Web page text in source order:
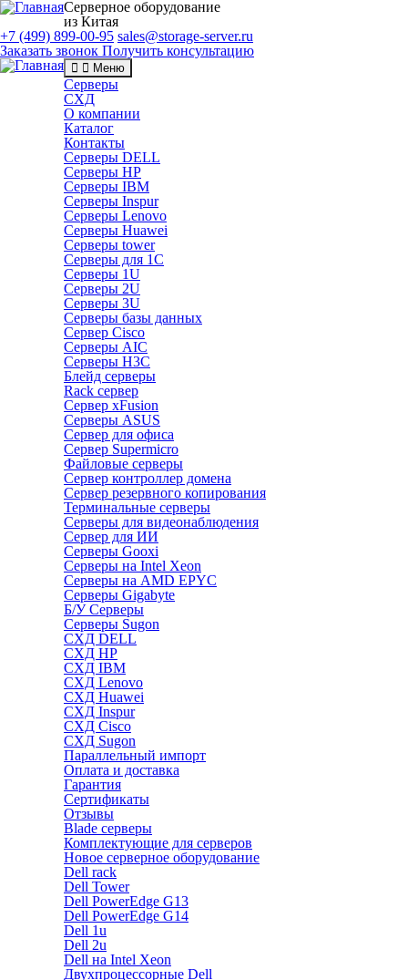
Серверное оборудование
из Китая
+7 (499) 899-00-95 sales@storage-server.ru
Заказать звонок Получить консультацию
Меню
Серверы
СХД
О компании
Каталог
Контакты
Серверы DELL
Серверы HP
Серверы IBM
Серверы Inspur
Серверы Lenovo
Серверы Huawei
Серверы tower
Серверы для 1C
Серверы 1U
Серверы 2U
Серверы 3U
Серверы базы данных
Сервер Cisco
Серверы AIC
Серверы H3C
Блейд серверы
Rack сервер
Сервер xFusion
Серверы ASUS
Сервер для офиса
Сервер Supermicro
Файловые серверы
Сервер контроллер домена
Сервер резервного копирования
Терминальные серверы
Серверы для видеонаблюдения
Сервер для ИИ
Серверы Gooxi
Серверы на Intel Xeon
Серверы на AMD EPYC
Серверы Gigabyte
Б/У Серверы
Серверы Sugon
СХД DELL
СХД HP
СХД IBM
СХД Lenovo
СХД Huawei
СХД Inspur
СХД Cisco
СХД Sugon
Параллельный импорт
Оплата и доставка
Гарантия
Сертификаты
Отзывы
Blade серверы
Комплектующие для серверов
Новое серверное оборудование
Dell rack
Dell Tower
Dell PowerEdge G13
Dell PowerEdge G14
Dell 1u
Dell 2u
Dell на Intel Xeon
Двухпроцессорные Dell